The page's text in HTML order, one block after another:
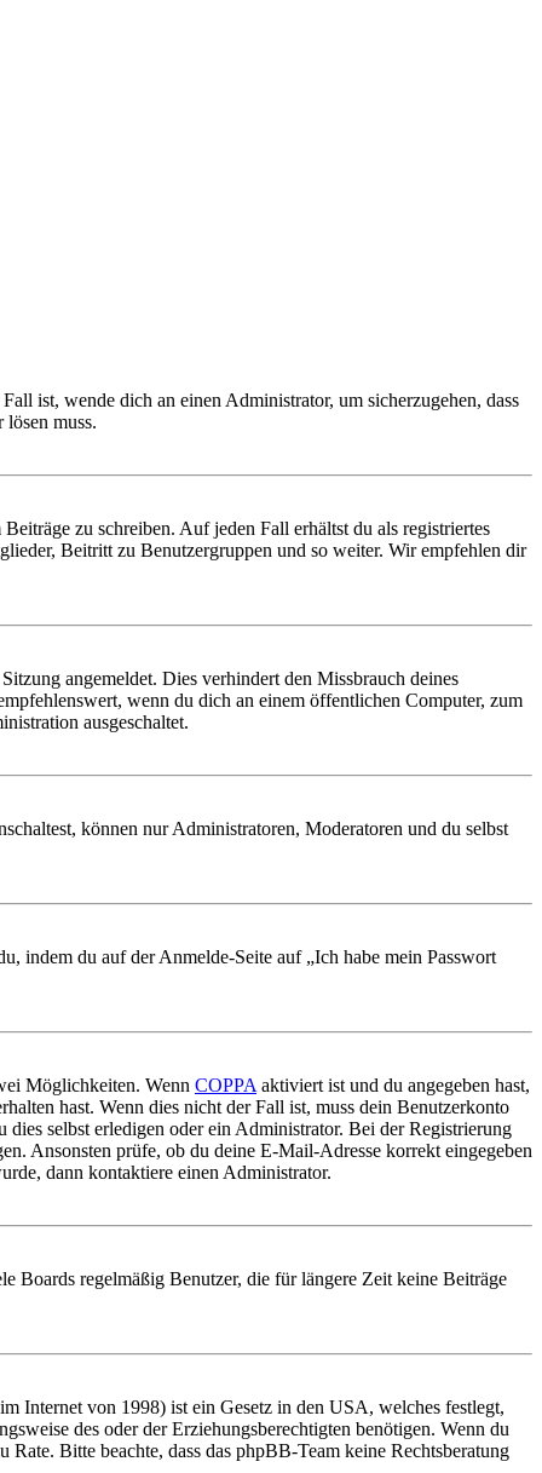
ist, wende dich an einen Administrator, um sicherzugehen, dass
muss.
zu schreiben. Auf jeden Fall erhältst du als registriertes
Beitritt zu Benutzergruppen und so weiter. Wir empfehlen dir
angemeldet. Dies verhindert den Missbrauch deines
wenn du dich an einem öffentlichen Computer, zum
ausgeschaltet.
können nur Administratoren, Moderatoren und du selbst
indem du auf der Anmelde-Seite auf „Ich habe mein Passwort
Möglichkeiten. Wenn COPPA aktiviert ist und du angegeben hast,
hast. Wenn dies nicht der Fall ist, muss dein Benutzerkonto
selbst erledigen oder ein Administrator. Bei der Registrierung
Ansonsten prüfe, ob du deine E-Mail-Adresse korrekt eingegeben
dann kontaktiere einen Administrator.
Boards regelmäßig Benutzer, die für längere Zeit keine Beiträge
Internet von 1998) ist ein Gesetz in den USA, welches festlegt,
des oder der Erziehungsberechtigten benötigen. Wenn du
Bitte beachte, dass das phpBB-Team keine Rechtsberatung